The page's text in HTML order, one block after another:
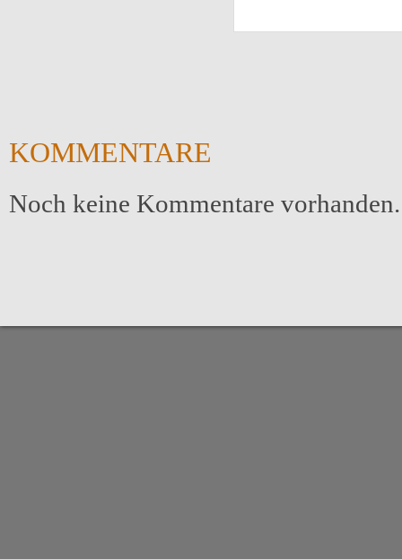
KOMMENTARE
Noch keine Kommentare vorhanden.